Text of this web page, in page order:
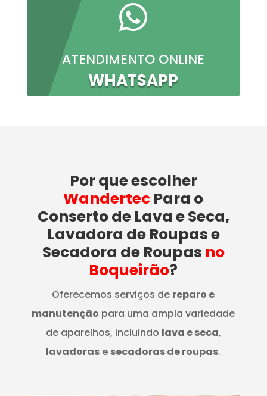

ATENDIMENTO ONLINE
WHATSAPP
Por que escolher
Wandertec Para o
Conserto de Lava e Seca,
Lavadora de Roupas e
Secadora de Roupas no
Boqueirão?
Oferecemos serviços de reparo e
manutenção para uma ampla variedade
de aparelhos, incluindo lava e seca,
lavadoras e secadoras de roupas.